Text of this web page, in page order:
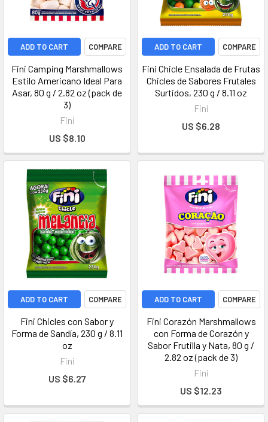
ADD TO CART COMPARE
Fini Camping Marshmallows
Estilo Americano Ideal Para
Asar, 80 g / 2.82 oz (pack de
3)
Fini
US $8.10
ADD TO CART COMPARE
Fini Chicle Ensalada de Frutas
Chicles de Sabores Frutales
Surtidos, 230 g / 8.11 oz
Fini
US $6.28
ADD TO CART COMPARE
Fini Chicles con Sabor y
Forma de Sandía, 230 g / 8.11
oz
Fini
US $6.27
ADD TO CART COMPARE
Fini Corazón Marshmallows
con Forma de Corazón y
Sabor Frutilla y Nata, 80 g /
2.82 oz (pack de 3)
Fini
US $12.23